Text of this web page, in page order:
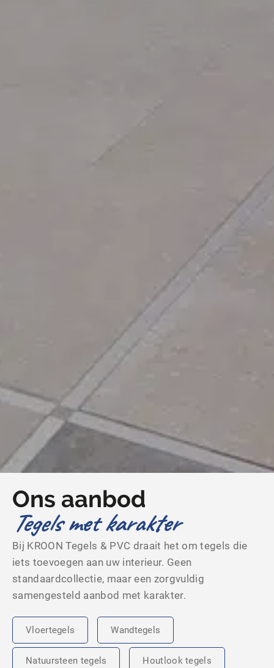
Ons aanbod
Tegels met karakter
Bij KROON Tegels & PVC draait het om tegels die
iets toevoegen aan uw interieur. Geen
standaardcollectie, maar een zorgvuldig
samengesteld aanbod met karakter.
Vloertegels Wandtegels
Natuursteen tegels Houtlook tegels